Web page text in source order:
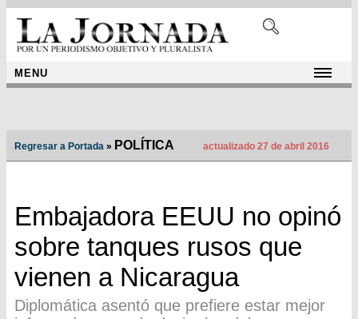
MENU
Regresar a Portada » POLÍTICA actualizado 27 de abril 2016
Embajadora EEUU no opinó
sobre tanques rusos que
vienen a Nicaragua
Diplomática asentó que prefiere estar mejor